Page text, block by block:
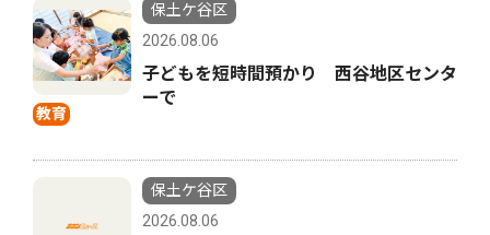
教育
保土ケ谷区
2026.08.06
子どもを短時間預かり 西谷地区センタ
ーで
保土ケ谷区
2026.08.06